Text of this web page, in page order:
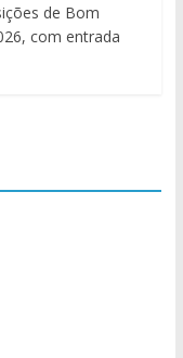
de Bom
com entrada